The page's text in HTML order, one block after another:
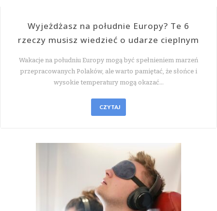
Wyjeżdżasz na południe Europy? Te 6
rzeczy musisz wiedzieć o udarze cieplnym
Wakacje na południu Europy mogą być spełnieniem marzeń
przepracowanych Polaków, ale warto pamiętać, że słońce i
wysokie temperatury mogą okazać…
CZYTAJ